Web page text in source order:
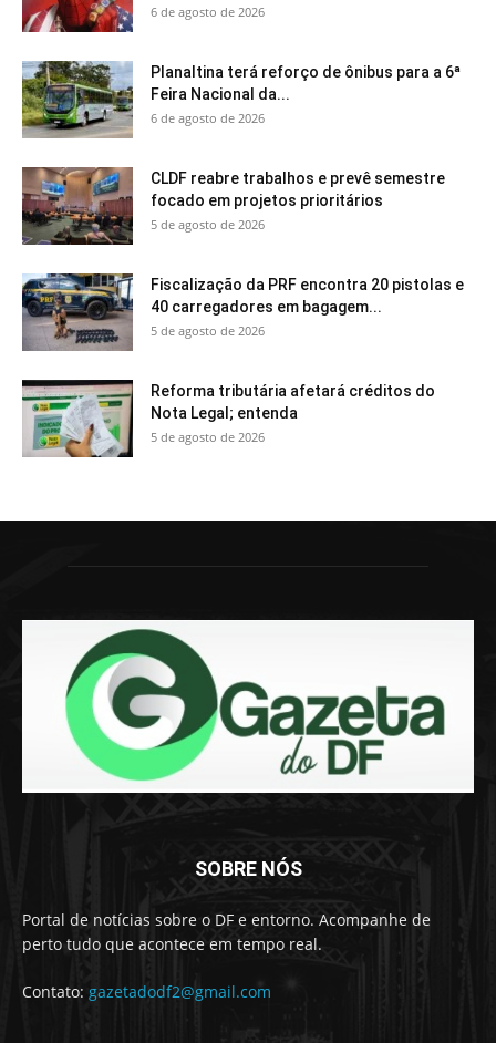
6 de agosto de 2026
Planaltina terá reforço de ônibus para a 6ª
Feira Nacional da...
6 de agosto de 2026
CLDF reabre trabalhos e prevê semestre
focado em projetos prioritários
5 de agosto de 2026
Fiscalização da PRF encontra 20 pistolas e
40 carregadores em bagagem...
5 de agosto de 2026
Reforma tributária afetará créditos do
Nota Legal; entenda
5 de agosto de 2026
SOBRE NÓS
Portal de notícias sobre o DF e entorno. Acompanhe de
perto tudo que acontece em tempo real.
Contato: gazetadodf2@gmail.com